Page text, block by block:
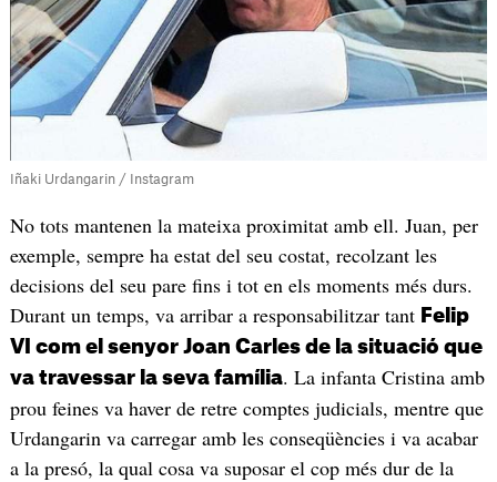
Iñaki Urdangarin / Instagram
No tots mantenen la mateixa proximitat amb ell. Juan, per
exemple, sempre ha estat del seu costat, recolzant les
decisions del seu pare fins i tot en els moments més durs.
Durant un temps, va arribar a responsabilitzar tant Felip
VI com el senyor Joan Carles de la situació que
va travessar la seva família. La infanta Cristina amb
prou feines va haver de retre comptes judicials, mentre que
Urdangarin va carregar amb les conseqüències i va acabar
a la presó, la qual cosa va suposar el cop més dur de la